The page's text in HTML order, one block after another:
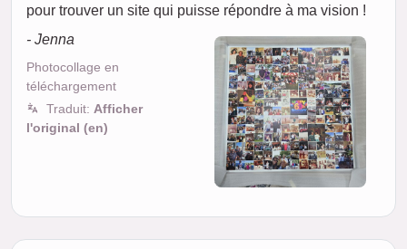
pour trouver un site qui puisse répondre à ma vision !
- Jenna
Photocollage en
téléchargement
Traduit: Afficher
l'original (en)